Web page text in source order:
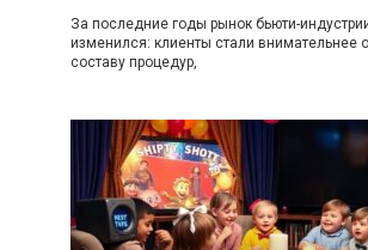
За последние годы рынок бьюти-
изменился: клиенты стали внимательнее
составу процедур,